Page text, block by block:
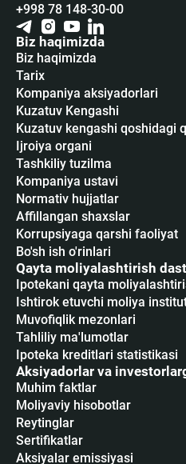
+998 78 148-30-00
Biz haqimizda
Biz haqimizda
Tarix
Kompaniya aksiyadorlari
Kuzatuv Kengashi
Kuzatuv kengashi qoshidagi
Ijroiya organi
Tashkiliy tuzilma
Kompaniya ustavi
Normativ hujjatlar
Affillangan shaxslar
Korrupsiyaga qarshi faoliyat
Bo'sh ish o'rinlari
Qayta moliyalashtirish
Ipotekani qayta
Ishtirok etuvchi moliya
Muvofiqlik mezonlari
Tahliliy ma'lumotlar
Ipoteka kreditlari statistikasi
Aksiyadorlar va
Muhim faktlar
Moliyaviy hisobotlar
Reytinglar
Sertifikatlar
Аksiyalar emissiyasi